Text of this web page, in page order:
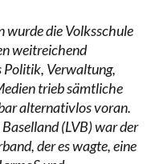
wurde die Volksschule
weitreichend
Politik, Verwaltung,
trieb sämtliche
alternativlos voran.
(LVB) war der
der es wagte, eine